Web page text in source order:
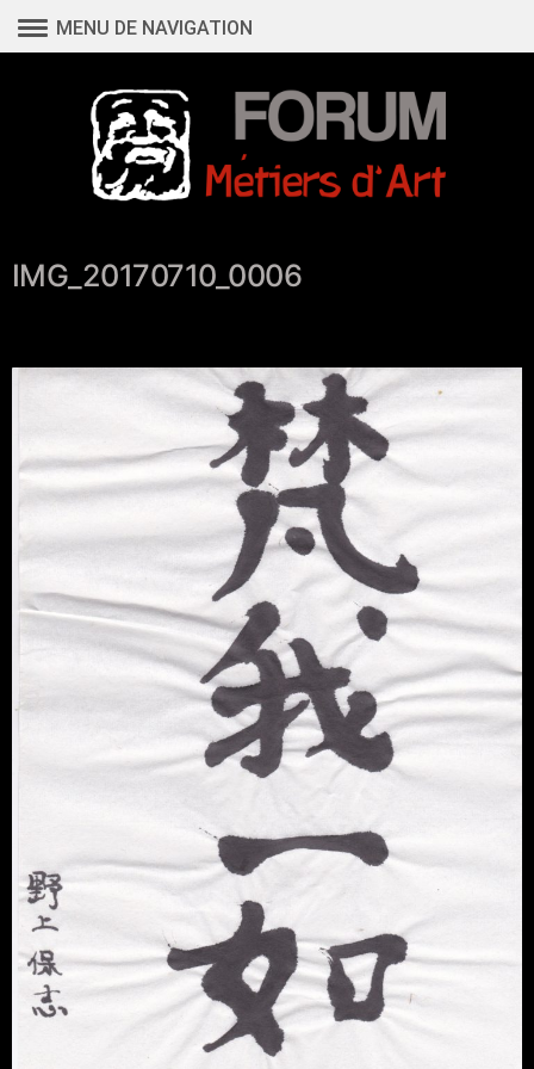
contenu
MENU DE NAVIGATION
IMG_20170710_0006